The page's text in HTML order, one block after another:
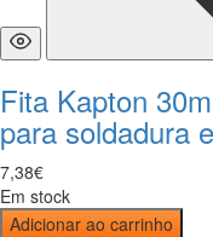
Fita Kapton
para soldadura
7,38€
Em stock
Adicionar ao carrinho